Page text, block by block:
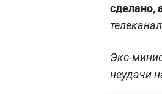
сделано,
Экс-
неудачи